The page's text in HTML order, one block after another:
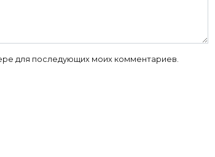
для последующих моих комментариев.